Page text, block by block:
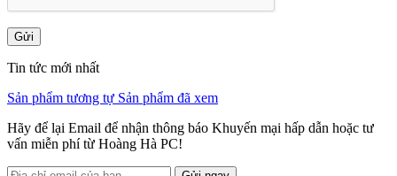
Gửi
Tin tức mới nhất
Sản phẩm tương tự Sản phẩm đã xem
Hãy để lại Email để nhận thông báo Khuyến mại hấp dẫn hoặc tư
vấn miễn phí từ Hoàng Hà PC!